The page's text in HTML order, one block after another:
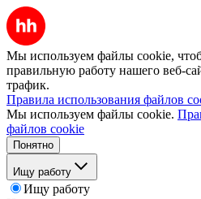
Мы используем файлы cookie,
правильную работу нашего веб-
трафик.
Правила использования файлов
Мы используем файлы cookie.
файлов cookie
Понятно
Ищу работу
Ищу работу